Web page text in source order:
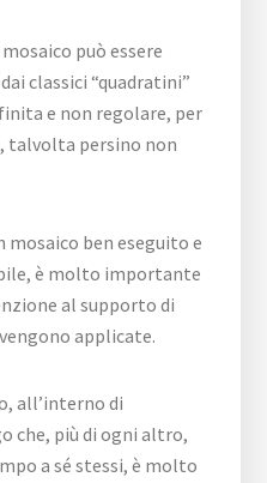
può essere
classici “quadratini”
e non regolare, per
persino non
mosaico ben eseguito e
è molto importante
al supporto di
applicate.
all’interno di
che, più di ogni altro,
a sé stessi, è molto